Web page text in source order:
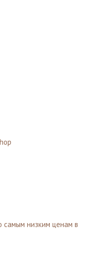
самым низким ценам в